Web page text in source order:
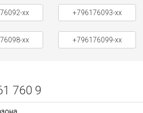
xx +796176093-xx
xx +796176099-xx
760 9